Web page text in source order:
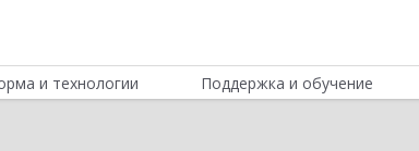
и технологии Поддержка и обучение